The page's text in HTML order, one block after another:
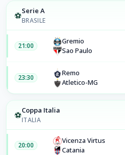
⚽Serie A
BRASILE
21:00
Gremio
Sao Paulo
23:30
Remo
Atletico-MG
⚽Coppa Italia
ITALIA
20:00
Vicenza Virtus
Catania